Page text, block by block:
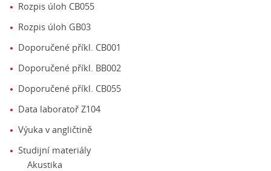
Rozpis úloh CB055
Rozpis úloh GB03
Doporučené příkl. CB001
Doporučené příkl. BB002
Doporučené příkl. CB055
Data laboratoř Z104
Výuka v angličtině
Studijní materiály
Akustika